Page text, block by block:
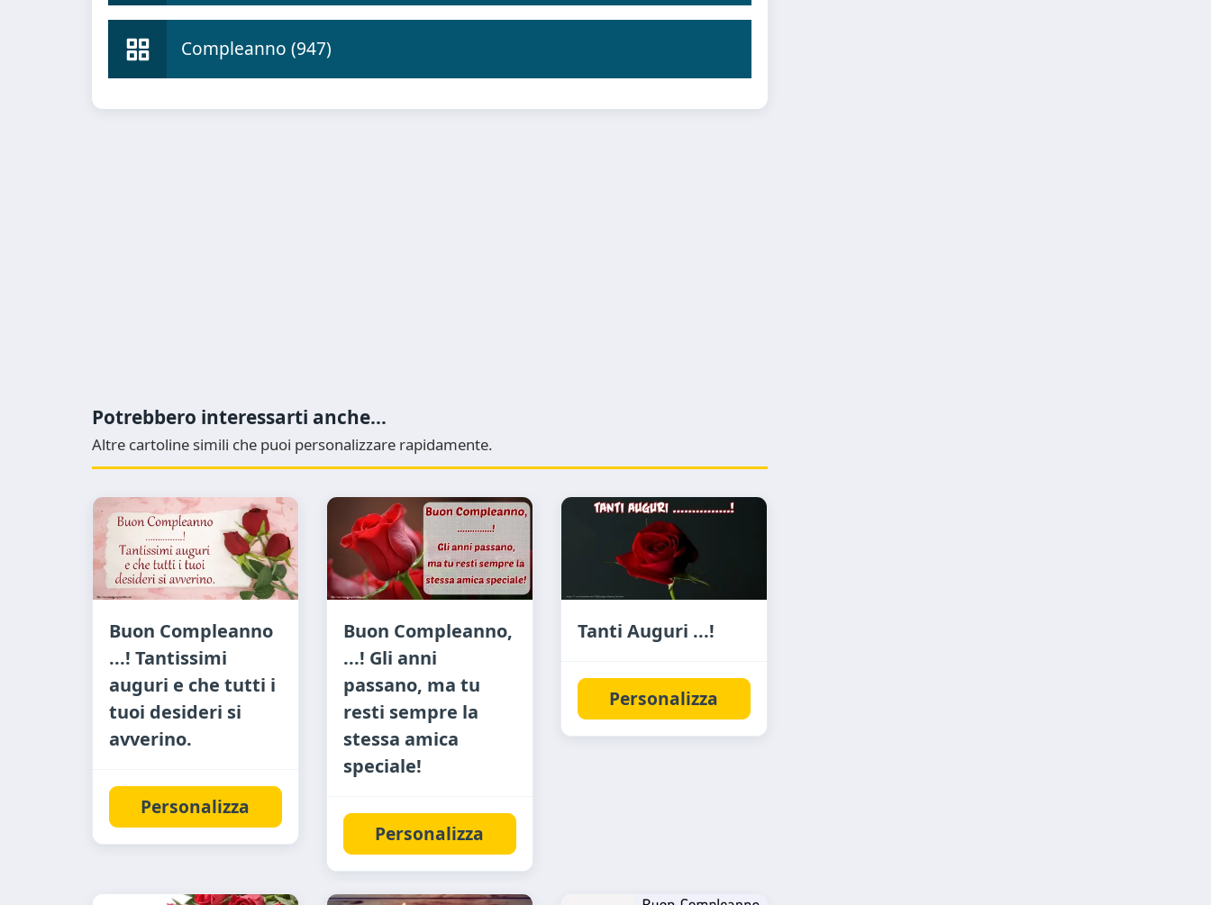
Compleanno (947)
Potrebbero interessarti anche...
Altre cartoline simili che puoi personalizzare rapidamente.
Buon Compleanno
...! Tantissimi
auguri e che tutti i
tuoi desideri si
avverino.
Personalizza
Buon Compleanno,
...! Gli anni
passano, ma tu
resti sempre la
stessa amica
speciale!
Personalizza
Tanti Auguri ...!
Personalizza